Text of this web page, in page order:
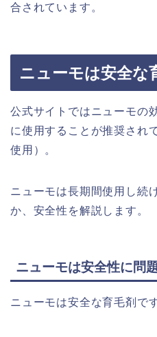
合されています。
ニューモは安全な
公式サイトではニューモの
に使用することが推奨され
使用）。
ニューモは長期間使用し続
か、安全性を解説します。
ニューモは安全性に問
ニューモは安全な育毛剤です